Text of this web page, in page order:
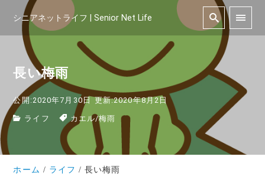
シニアネットライフ | Senior Net Life
長い梅雨
公開:2020年7月30日 更新:2020年8月2日
ライフ カエル/梅雨
ホーム ライフ 長い梅雨